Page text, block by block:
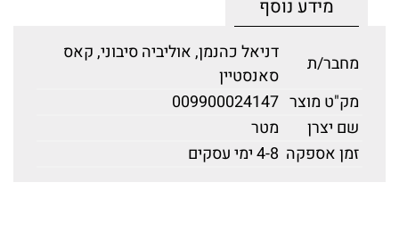
מידע נוסף
מחבר/ת
דניאל כהנמן, אוליביה סיבוני, קאס
סאנסטיין
מק"ט מוצר 009900024147
שם יצרן
מטר
זמן אספקה 4-8 ימי עסקים